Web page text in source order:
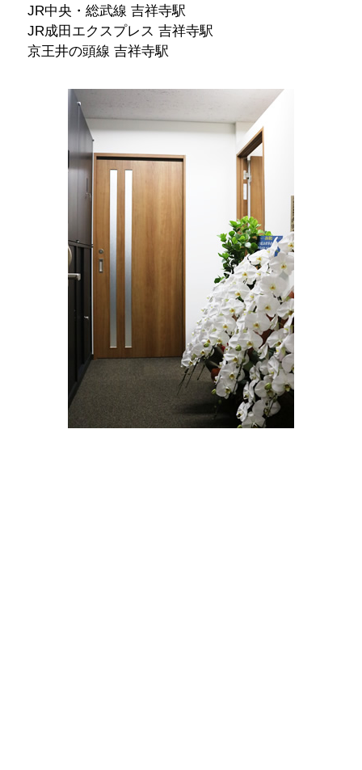
JR中央・総武線 吉祥寺駅
JR成田エクスプレス 吉祥寺駅
京王井の頭線 吉祥寺駅